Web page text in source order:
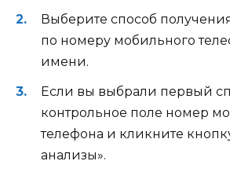
Выберите способ получения
по номеру мобильного
имени.
Если вы выбрали первый
контрольное поле номер
телефона и кликните
анализы».